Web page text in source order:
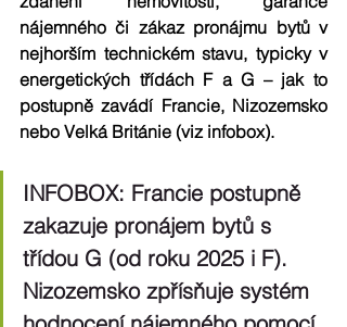
nájemného či zákaz pronájmu bytů v
nejhorším technickém stavu, typicky v
energetických třídách F a G – jak to
postupně zavádí Francie, Nizozemsko
nebo Velká Británie (viz infobox).
INFOBOX: Francie postupně
zakazuje pronájem bytů s
třídou G (od roku 2025 i F).
Nizozemsko zpřísňuje systém